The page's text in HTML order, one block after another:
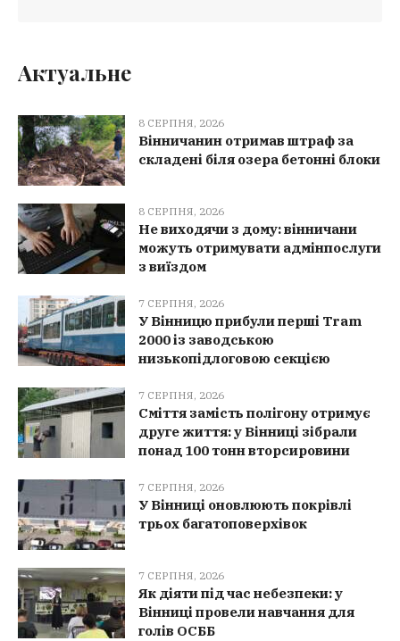
Актуальне
8 СЕРПНЯ, 2026
Вінничанин отримав штраф за
складені біля озера бетонні блоки
8 СЕРПНЯ, 2026
Не виходячи з дому: вінничани
можуть отримувати адмінпослуги
з виїздом
7 СЕРПНЯ, 2026
У Вінницю прибули перші Tram
2000 із заводською
низькопідлоговою секцією
7 СЕРПНЯ, 2026
Сміття замість полігону отримує
друге життя: у Вінниці зібрали
понад 100 тонн вторсировини
7 СЕРПНЯ, 2026
У Вінниці оновлюють покрівлі
трьох багатоповерхівок
7 СЕРПНЯ, 2026
Як діяти під час небезпеки: у
Вінниці провели навчання для
голів ОСББ